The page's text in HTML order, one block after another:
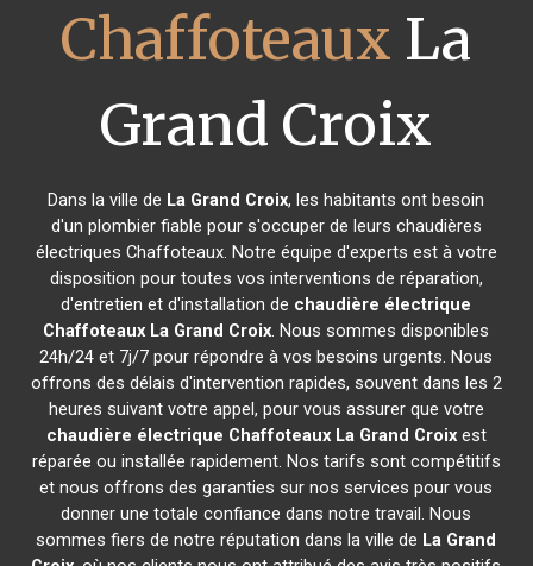
Chaffoteaux La
Grand Croix
Dans la ville de La Grand Croix, les habitants ont besoin
d'un plombier fiable pour s'occuper de leurs chaudières
électriques Chaffoteaux. Notre équipe d'experts est à votre
disposition pour toutes vos interventions de réparation,
d'entretien et d'installation de chaudière électrique
Chaffoteaux La Grand Croix. Nous sommes disponibles
24h/24 et 7j/7 pour répondre à vos besoins urgents. Nous
offrons des délais d'intervention rapides, souvent dans les 2
heures suivant votre appel, pour vous assurer que votre
chaudière électrique Chaffoteaux La Grand Croixest
réparée ou installée rapidement. Nos tarifs sont compétitifs
et nous offrons des garanties sur nos services pour vous
donner une totale confiance dans notre travail. Nous
sommes fiers de notre réputation dans la ville de La Grand